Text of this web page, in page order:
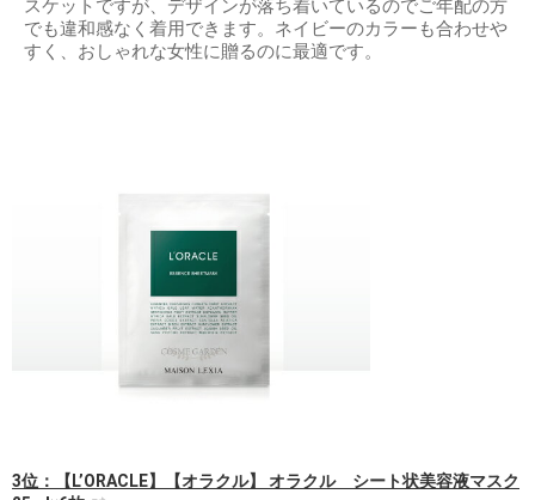
スケットですが、デザインが落ち着いているのでご年配の方
でも違和感なく着用できます。ネイビーのカラーも合わせや
すく、おしゃれな女性に贈るのに最適です。
3位：【L’ORACLE】【オラクル】 オラクル シート状美容液マスク